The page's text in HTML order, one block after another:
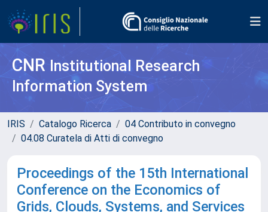
CNR Institutional Research
Information System
IRIS Catalogo Ricerca
04 Contributo in convegno
04.08 Curatela di Atti di convegno
Proceedings of the 15th International
Conference on the Economics of
Grids, Clouds, Systems, and Services